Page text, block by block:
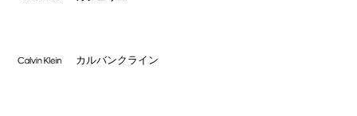
カルバンクライン